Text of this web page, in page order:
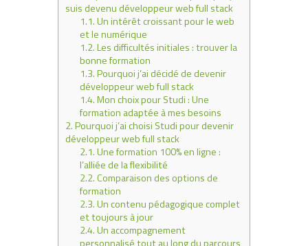
suis devenu développeur web full stack
1.1.Un intérêt croissant pour le web
et le numérique
1.2.Les difficultés initiales : trouver la
bonne formation
1.3.Pourquoi j’ai décidé de devenir
développeur web full stack
1.4.Mon choix pour Studi : Une
formation adaptée à mes besoins
2.Pourquoi j’ai choisi Studi pour devenir
développeur web full stack
2.1.Une formation 100% en ligne :
l’alliée de la flexibilité
2.2.Comparaison des options de
formation
2.3.Un contenu pédagogique complet
et toujours à jour
2.4.Un accompagnement